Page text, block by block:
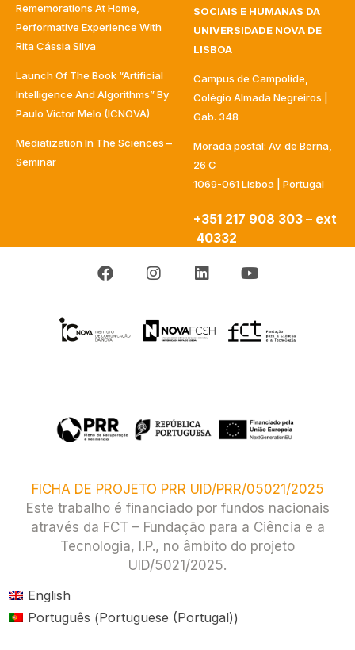
Rememorations At Home,
Performative Experience With
Rita Cássia Silva
Launch Of The Book “Artificial
Intelligence And Algorithms” By
Paulo Victor Melo (ICNOVA)
Mediatization In The Sciences –
Seminar
SOCIAIS E HUMANAS DA
UNIVERSIDADE NOVA DE
LISBOA
Campus de Campolide,
Colégio Almada Negreiros |
Gab. 348
Morada postal: Av. de Berna,
26 C
1069-061 Lisboa | Portugal
+351 217 908 303 – ext
40332
FICHA DE PROJETO PRR UID/PRR/05021/2025
Este trabalho é financiado por fundos nacionais
através da FCT – Fundação para a Ciência e a
Tecnologia, I.P., no âmbito do projeto
UID/5021/2025.​
English
Português (Portuguese (Portugal))